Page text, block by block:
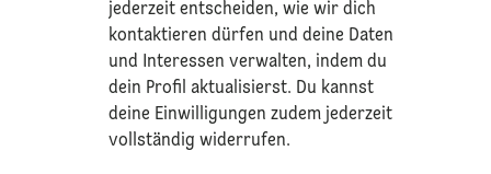
jederzeit entscheiden, wie wir dich
kontaktieren dürfen und deine Daten
und Interessen verwalten, indem du
dein Profil aktualisierst. Du kannst
deine Einwilligungen zudem jederzeit
vollständig widerrufen.